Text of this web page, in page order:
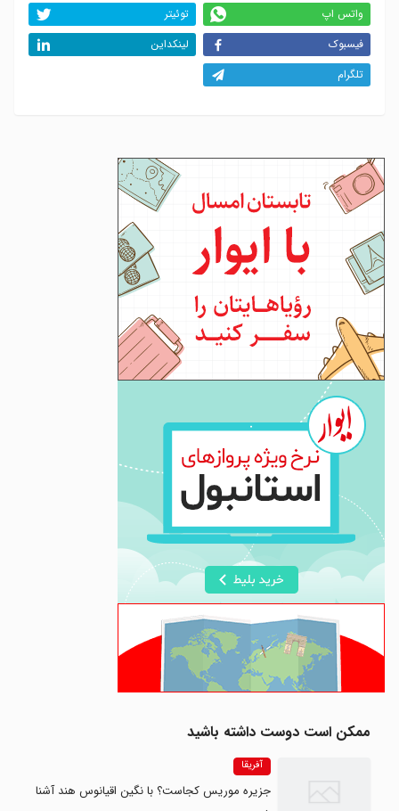
واتس اپ
توئیتر
فیسبوک
لینکداین
تلگرام
ممکن است دوست داشته باشید
آفریقا
جزیره موریس کجاست؟ با نگین اقیانوس هند آشنا